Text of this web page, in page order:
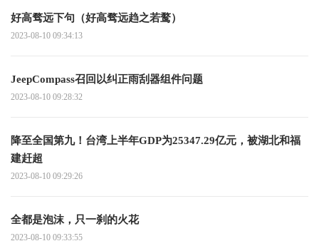
好高骛远下句（好高骛远趋之若鹜）
2023-08-10 09:34:13
JeepCompass召回以纠正雨刮器组件问题
2023-08-10 09:28:32
降至全国第九！台湾上半年GDP为25347.29亿元，被湖北和福
建赶超
2023-08-10 09:29:26
全都是泡沫，只一刹的火花
2023-08-10 09:33:55